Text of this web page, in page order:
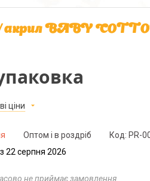
/ акрил BABY
ціни
Оптом і в роздріб Код: PR-
22 серпня 2026
не приймає замовлення